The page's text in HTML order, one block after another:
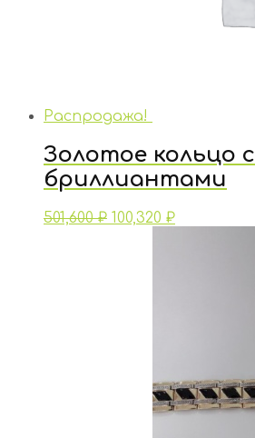
Распродажа!
Золотое кольцо с
бриллиантами
501,600₽ 100,320 ₽